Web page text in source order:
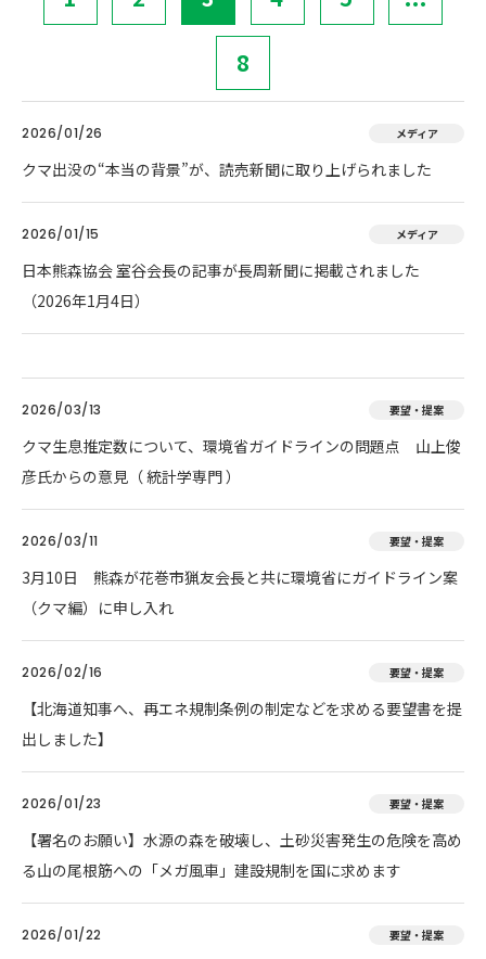
8
2026/01/26 メディア
クマ出没の“本当の背景”が、読売新聞に取り上げられました
2026/01/15 メディア
日本熊森協会 室谷会長の記事が長周新聞に掲載されました
（2026年1月4日）
2026/03/13 要望・提案
クマ生息推定数について、環境省ガイドラインの問題点 山上俊
彦氏からの意見（ 統計学専門 ）
2026/03/11 要望・提案
3月10日 熊森が花巻市猟友会長と共に環境省にガイドライン案
（クマ編）に申し入れ
2026/02/16 要望・提案
【北海道知事へ、再エネ規制条例の制定などを求める要望書を提
出しました】
2026/01/23 要望・提案
【署名のお願い】水源の森を破壊し、土砂災害発生の危険を高め
る山の尾根筋への「メガ風車」建設規制を国に求めます
2026/01/22 要望・提案